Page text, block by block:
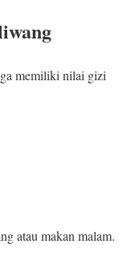
memiliki nilai gizi
atau makan malam.